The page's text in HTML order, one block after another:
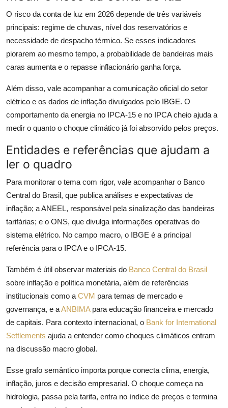
O risco da conta de luz em 2026 depende de três variáveis
principais: regime de chuvas, nível dos reservatórios e
necessidade de despacho térmico. Se esses indicadores
piorarem ao mesmo tempo, a probabilidade de bandeiras mais
caras aumenta e o repasse inflacionário ganha força.
Além disso, vale acompanhar a comunicação oficial do setor
elétrico e os dados de inflação divulgados pelo IBGE. O
comportamento da energia no IPCA-15 e no IPCA cheio ajuda a
medir o quanto o choque climático já foi absorvido pelos preços.
Entidades e referências que ajudam a
ler o quadro
Para monitorar o tema com rigor, vale acompanhar o Banco
Central do Brasil, que publica análises e expectativas de
inflação; a ANEEL, responsável pela sinalização das bandeiras
tarifárias; e o ONS, que divulga informações operativas do
sistema elétrico. No campo macro, o IBGE é a principal
referência para o IPCA e o IPCA-15.
Também é útil observar materiais do Banco Central do Brasil
sobre inflação e política monetária, além de referências
institucionais como a CVM para temas de mercado e
governança, e aANBIMApara educação financeira e mercado
de capitais. Para contexto internacional, o Bank for International
Settlements ajuda a entender como choques climáticos entram
na discussão macro global.
Esse grafo semântico importa porque conecta clima, energia,
inflação, juros e decisão empresarial. O choque começa na
hidrologia, passa pela tarifa, entra no índice de preços e termina